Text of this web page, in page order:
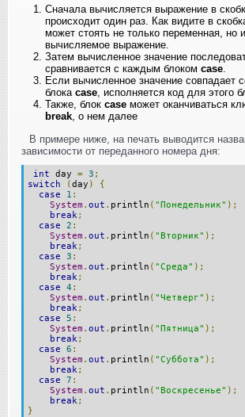
Сначала вычисляется выражение в
происходит один раз. Как видите в
может стоять не только переменная, но
вычисляемое выражение.
Затем вычисленное значение
сравнивается с каждым блоком case.
Если вычисленное значение совпадает
блока case, исполняется код для этого
Также, блок case может оканчиваться
break, о нем далее
В примере ниже, на печать выводится
зависимости от переданного номера дня:
int day = 3 ;
switch
(day )
{
case
1 :
System . out . println ( "Понедельник" );
break;
case
2 :
System . out . println ( "Вторник" );
break;
case
3 :
System . out . println ( "Среда" );
break;
case
4 :
System . out . println ( "Четверг" );
break;
case
5 :
System . out . println ( "Пятница" );
break;
case
6 :
System . out . println ( "Суббота" );
break;
case
7 :
System . out . println ( "Воскресенье" );
break;
}